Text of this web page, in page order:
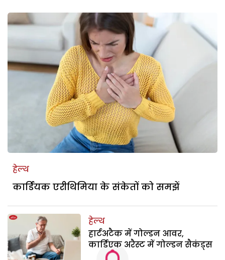
हेल्थ
कार्डियक एरीथिमिया के संकेतों को समझें
हेल्थ
हार्टअटैक में गोल्डन आवर,
कार्डिएक अरैस्ट में गोल्डन सैकंड्स